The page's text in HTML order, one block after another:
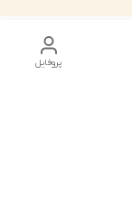
پروفایل